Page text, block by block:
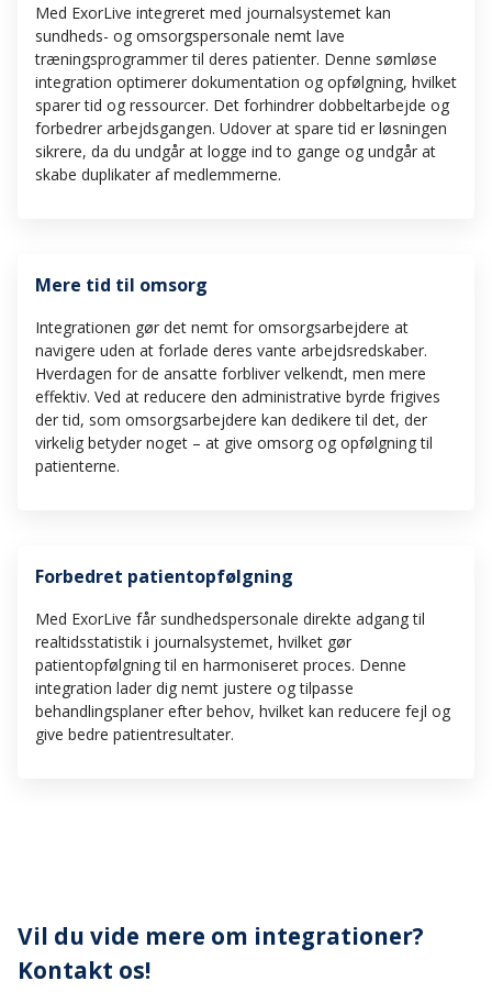
Kommune/Erhverv*
Integration*
Med ExorLive integreret med journalsystemet kan
sundheds- og omsorgspersonale nemt lave
træningsprogrammer til deres patienter. Denne sømløse
integration optimerer dokumentation og opfølgning, hvilket
sparer tid og ressourcer. Det forhindrer dobbeltarbejde og
forbedrer arbejdsgangen. Udover at spare tid er løsningen
sikrere, da du undgår at logge ind to gange og undgår at
skabe duplikater af medlemmerne.
Mere tid til omsorg
Integrationen gør det nemt for omsorgsarbejdere at
navigere uden at forlade deres vante arbejdsredskaber.
Hverdagen for de ansatte forbliver velkendt, men mere
effektiv. Ved at reducere den administrative byrde frigives
der tid, som omsorgsarbejdere kan dedikere til det, der
virkelig betyder noget – at give omsorg og opfølgning til
patienterne.
Forbedret patientopfølgning
Med ExorLive får sundhedspersonale direkte adgang til
realtidsstatistik i journalsystemet, hvilket gør
patientopfølgning til en harmoniseret proces. Denne
integration lader dig nemt justere og tilpasse
behandlingsplaner efter behov, hvilket kan reducere fejl og
give bedre patientresultater.
Vil du vide mere om integrationer?
Kontakt os!